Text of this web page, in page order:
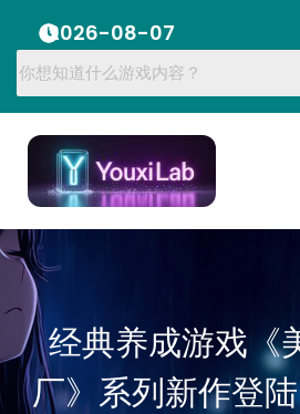
2026-08-07
经典养成游戏《
厂》系列新作登